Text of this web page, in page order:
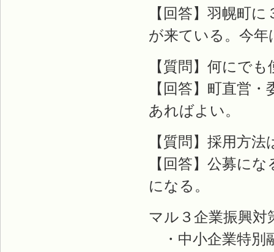
【回答】羽幌町
が来ている。今
【質問】何にで
【回答】町直営
あればよい。
【質問】採用方法
【回答】公募に
になる。
マル３企業振興対
・中小企業特別